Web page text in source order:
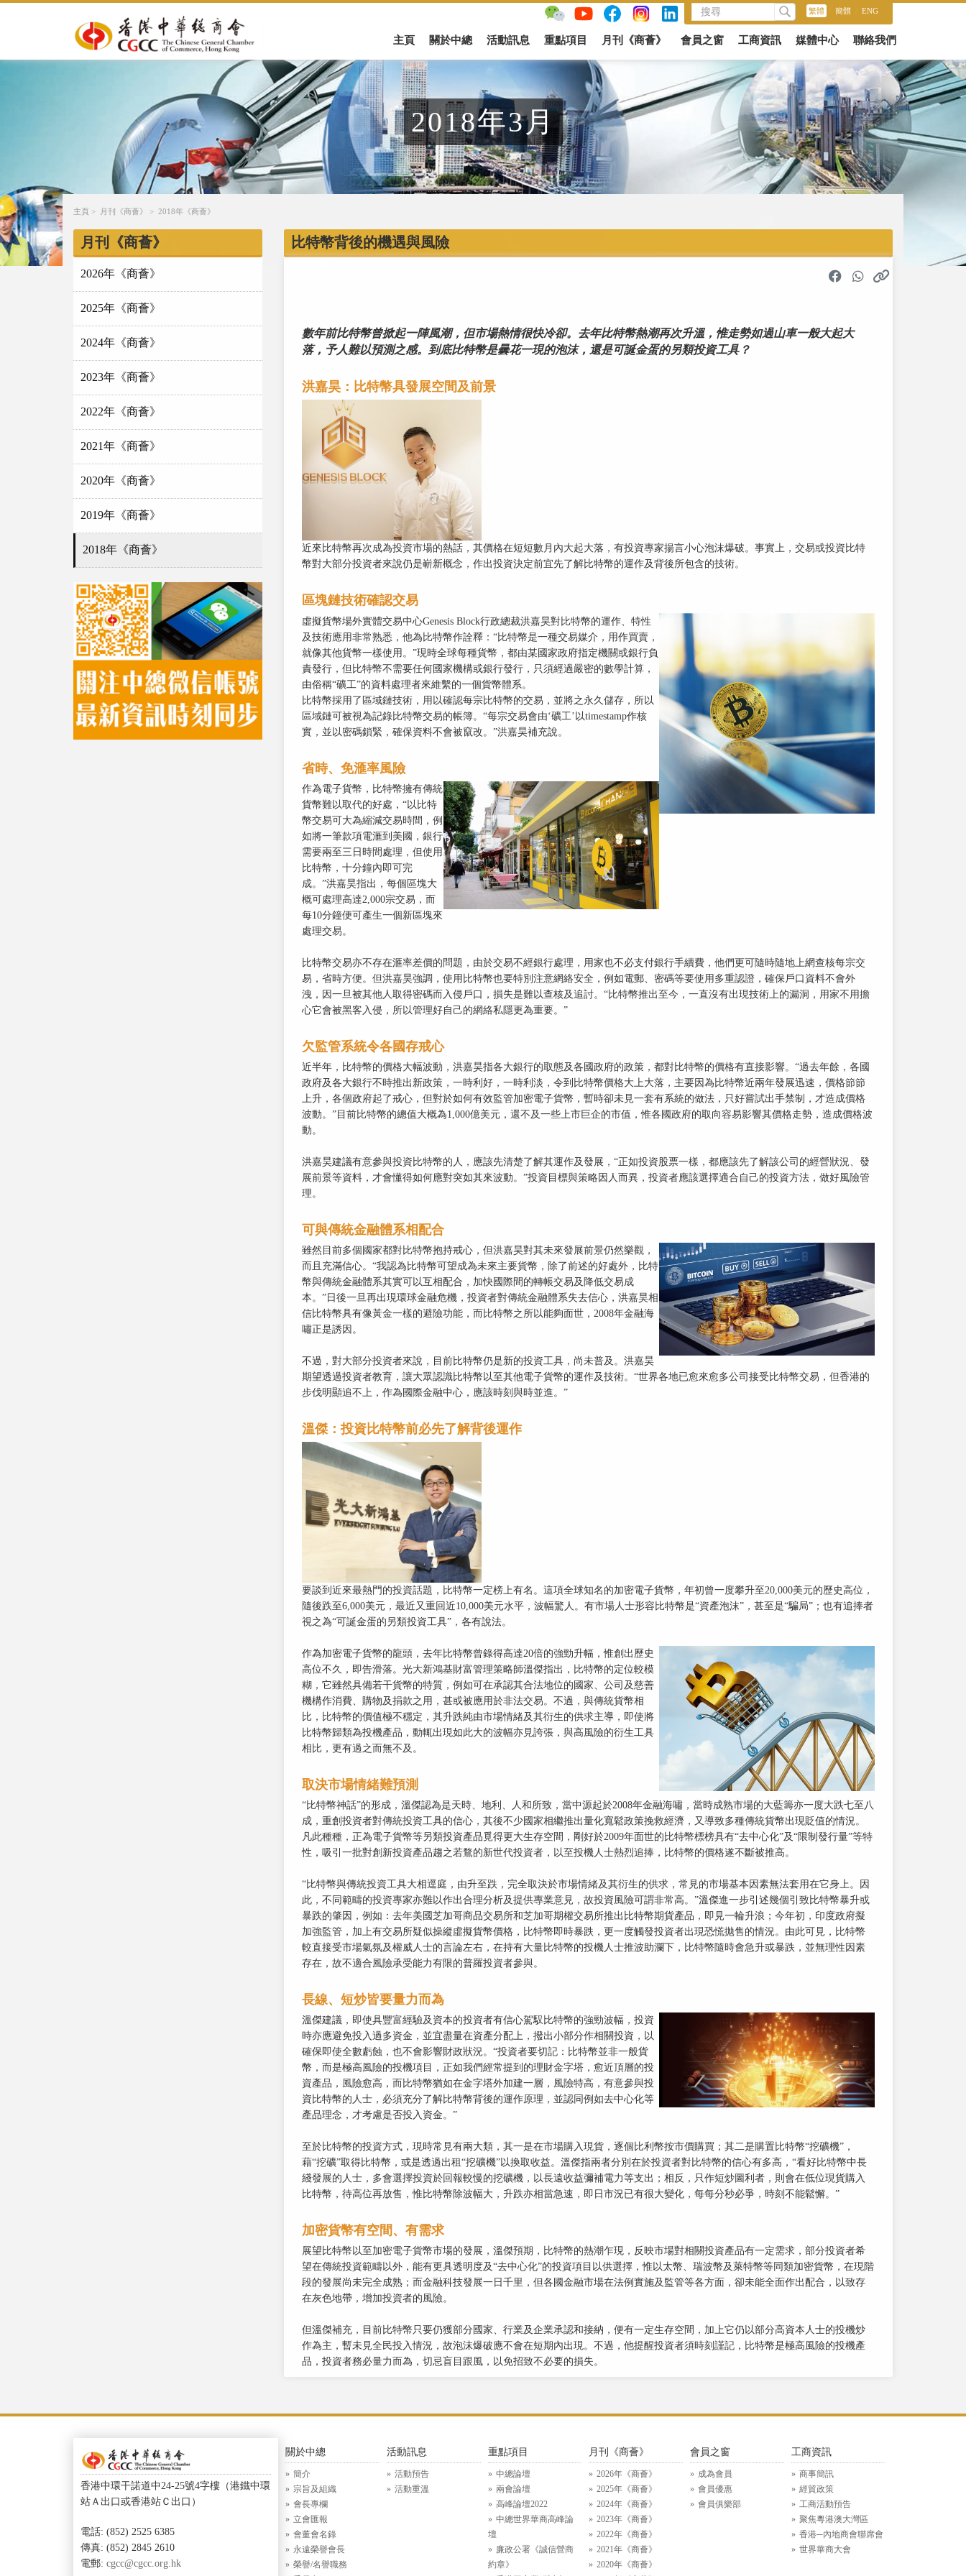
繁體 簡體 ENG
主頁 關於中總 活動訊息 重點項目 月刊《商薈》 會員之窗 工商資訊 媒體中心 聯絡我們
2018年3月
主頁 > 月刊《商薈》 > 2018年《商薈》
月刊《商薈》
2026年《商薈》
2025年《商薈》
2024年《商薈》
2023年《商薈》
2022年《商薈》
2021年《商薈》
2020年《商薈》
2019年《商薈》
2018年《商薈》
比特幣背後的機遇與風險
數年前比特幣曾掀起一陣風潮，但市場熱情很快冷卻。去年比特幣熱潮再次升溫，惟走勢如過山車一般大起大
落，予人難以預測之感。到底比特幣是曇花一現的泡沫，還是可誕金蛋的另類投資工具？
洪嘉昊：比特幣具發展空間及前景
近來比特幣再次成為投資市場的熱話，其價格在短短數月內大起大落，有投資專家揚言小心泡沫爆破。事實上，交易或投資比特
幣對大部分投資者來說仍是嶄新概念，作出投資決定前宜先了解比特幣的運作及背後所包含的技術。
區塊鏈技術確認交易
虛擬貨幣場外實體交易中心Genesis Block行政總裁洪嘉昊對比特幣的運作、特性
及技術應用非常熟悉，他為比特幣作詮釋：“比特幣是一種交易媒介，用作買賣，
就像其他貨幣一樣使用。”現時全球每種貨幣，都由某國家政府指定機關或銀行負
責發行，但比特幣不需要任何國家機構或銀行發行，只須經過嚴密的數學計算，
由俗稱“礦工”的資料處理者來維繫的一個貨幣體系。
比特幣採用了區域鏈技術，用以確認每宗比特幣的交易，並將之永久儲存，所以
區域鏈可被視為記錄比特幣交易的帳簿。“每宗交易會由‘礦工’以timestamp作核
實，並以密碼鎖緊，確保資料不會被竄改。”洪嘉昊補充說。
省時、免滙率風險
作為電子貨幣，比特幣擁有傳統
貨幣難以取代的好處，“以比特
幣交易可大為縮減交易時間，例
如將一筆款項電滙到美國，銀行
需要兩至三日時間處理，但使用
比特幣，十分鐘內即可完
成。”洪嘉昊指出，每個區塊大
概可處理高達2,000宗交易，而
每10分鐘便可產生一個新區塊來
處理交易。
比特幣交易亦不存在滙率差價的問題，由於交易不經銀行處理，用家也不必支付銀行手續費，他們更可隨時隨地上網查核每宗交
易，省時方便。但洪嘉昊強調，使用比特幣也要特別注意網絡安全，例如電郵、密碼等要使用多重認證，確保戶口資料不會外
洩，因一旦被其他人取得密碼而入侵戶口，損失是難以查核及追討。“比特幣推出至今，一直沒有出現技術上的漏洞，用家不用擔
心它會被黑客入侵，所以管理好自己的網絡私隱更為重要。”
欠監管系統令各國存戒心
近半年，比特幣的價格大幅波動，洪嘉昊指各大銀行的取態及各國政府的政策，都對比特幣的價格有直接影響。“過去年餘，各國
政府及各大銀行不時推出新政策，一時利好，一時利淡，令到比特幣價格大上大落，主要因為比特幣近兩年發展迅速，價格節節
上升，各個政府起了戒心，但對於如何有效監管加密電子貨幣，暫時卻未見一套有系統的做法，只好嘗試出手禁制，才造成價格
波動。”目前比特幣的總值大概為1,000億美元，還不及一些上市巨企的市值，惟各國政府的取向容易影響其價格走勢，造成價格波
動。
洪嘉昊建議有意參與投資比特幣的人，應該先清楚了解其運作及發展，“正如投資股票一樣，都應該先了解該公司的經營狀況、發
展前景等資料，才會懂得如何應對突如其來波動。”投資目標與策略因人而異，投資者應該選擇適合自己的投資方法，做好風險管
理。
可與傳統金融體系相配合
雖然目前多個國家都對比特幣抱持戒心，但洪嘉昊對其未來發展前景仍然樂觀，
而且充滿信心。“我認為比特幣可望成為未來主要貨幣，除了前述的好處外，比特
幣與傳統金融體系其實可以互相配合，加快國際間的轉帳交易及降低交易成
本。”日後一旦再出現環球金融危機，投資者對傳統金融體系失去信心，洪嘉昊相
信比特幣具有像黃金一樣的避險功能，而比特幣之所以能夠面世，2008年金融海
嘯正是誘因。
不過，對大部分投資者來說，目前比特幣仍是新的投資工具，尚未普及。洪嘉昊
期望透過投資者教育，讓大眾認識比特幣以至其他電子貨幣的運作及技術。“世界各地已愈來愈多公司接受比特幣交易，但香港的
步伐明顯追不上，作為國際金融中心，應該時刻與時並進。”
溫傑：投資比特幣前必先了解背後運作
要談到近來最熱門的投資話題，比特幣一定榜上有名。這項全球知名的加密電子貨幣，年初曾一度攀升至20,000美元的歷史高位，
隨後跌至6,000美元，最近又重回近10,000美元水平，波幅驚人。有市場人士形容比特幣是“資產泡沫”，甚至是“騙局”；也有追捧者
視之為“可誕金蛋的另類投資工具”，各有說法。
作為加密電子貨幣的龍頭，去年比特幣曾錄得高達20倍的強勁升幅，惟創出歷史
高位不久，即告滑落。光大新鴻基財富管理策略師溫傑指出，比特幣的定位較模
糊，它雖然具備若干貨幣的特質，例如可在承認其合法地位的國家、公司及慈善
機構作消費、購物及捐款之用，甚或被應用於非法交易。不過，與傳統貨幣相
比，比特幣的價值極不穩定，其升跌純由市場情緒及其衍生的供求主導，即使將
比特幣歸類為投機產品，動輒出現如此大的波幅亦見誇張，與高風險的衍生工具
相比，更有過之而無不及。
取決市場情緒難預測
“比特幣神話”的形成，溫傑認為是天時、地利、人和所致，當中源起於2008年金融海嘯，當時成熟市場的大藍籌亦一度大跌七至八
成，重創投資者對傳統投資工具的信心，其後不少國家相繼推出量化寬鬆政策挽救經濟，又導致多種傳統貨幣出現貶值的情況。
凡此種種，正為電子貨幣等另類投資產品覓得更大生存空間，剛好於2009年面世的比特幣標榜具有“去中心化”及“限制發行量”等特
性，吸引一批對創新投資產品趨之若鶩的新世代投資者，以至投機人士熱烈追捧，比特幣的價格遂不斷被推高。
“比特幣與傳統投資工具大相逕庭，由升至跌，完全取決於市場情緒及其衍生的供求，常見的市場基本因素無法套用在它身上。因
此，不同範疇的投資專家亦難以作出合理分析及提供專業意見，故投資風險可謂非常高。”溫傑進一步引述幾個引致比特幣暴升或
暴跌的肇因，例如：去年美國芝加哥商品交易所和芝加哥期權交易所推出比特幣期貨產品，即見一輪升浪；今年初，印度政府擬
加強監管，加上有交易所疑似操縱虛擬貨幣價格，比特幣即時暴跌，更一度觸發投資者出現恐慌拋售的情況。由此可見，比特幣
較直接受市場氣氛及權威人士的言論左右，在持有大量比特幣的投機人士推波助瀾下，比特幣隨時會急升或暴跌，並無理性因素
存在，故不適合風險承受能力有限的普羅投資者參與。
長線、短炒皆要量力而為
溫傑建議，即使具豐富經驗及資本的投資者有信心駕馭比特幣的強勁波幅，投資
時亦應避免投入過多資金，並宜盡量在資產分配上，撥出小部分作相關投資，以
確保即使全數虧蝕，也不會影響財政狀況。“投資者要切記：比特幣並非一般貨
幣，而是極高風險的投機項目，正如我們經常提到的理財金字塔，愈近頂層的投
資產品，風險愈高，而比特幣猶如在金字塔外加建一層，風險特高，有意參與投
資比特幣的人士，必須充分了解比特幣背後的運作原理，並認同例如去中心化等
產品理念，才考慮是否投入資金。”
至於比特幣的投資方式，現時常見有兩大類，其一是在市場購入現貨，逐個比利幣按市價購買；其二是購置比特幣“挖礦機”，
藉“挖礦”取得比特幣，或是透過出租“挖礦機”以換取收益。溫傑指兩者分別在於投資者對比特幣的信心有多高，“看好比特幣中長
綫發展的人士，多會選擇投資於回報較慢的挖礦機，以長遠收益彌補電力等支出；相反，只作短炒圖利者，則會在低位現貨購入
比特幣，待高位再放售，惟比特幣除波幅大，升跌亦相當急速，即日市況已有很大變化，每每分秒必爭，時刻不能鬆懈。”
加密貨幣有空間、有需求
展望比特幣以至加密電子貨幣市場的發展，溫傑預期，比特幣的熱潮乍現，反映市場對相關投資產品有一定需求，部分投資者希
望在傳統投資範疇以外，能有更具透明度及“去中心化”的投資項目以供選擇，惟以太幣、瑞波幣及萊特幣等同類加密貨幣，在現階
段的發展尚未完全成熟；而金融科技發展一日千里，但各國金融市場在法例實施及監管等各方面，卻未能全面作出配合，以致存
在灰色地帶，增加投資者的風險。
但溫傑補充，目前比特幣只要仍獲部分國家、行業及企業承認和接納，便有一定生存空間，加上它仍以部分高資本人士的投機炒
作為主，暫未見全民投入情況，故泡沫爆破應不會在短期內出現。不過，他提醒投資者須時刻謹記，比特幣是極高風險的投機產
品，投資者務必量力而為，切忌盲目跟風，以免招致不必要的損失。
香港中環干諾道中24-25號4字樓（港鐵中環
站Ａ出口或香港站Ｃ出口）
電話: (852) 2525 6385
傳真: (852) 2845 2610
電郵: cgcc@cgcc.org.hk
關於中總
簡介
宗旨及組織
會長專欄
立會匯報
會董會名錄
永遠榮譽會長
榮譽/名譽職務
活動訊息
活動預告
活動重溫
重點項目
中總論壇
兩會論壇
高峰論壇2022
中總世界華商高峰論
壇
廉政公署《誠信營商
約章》
月刊《商薈》
2026年《商薈》
2025年《商薈》
2024年《商薈》
2023年《商薈》
2022年《商薈》
2021年《商薈》
2020年《商薈》
會員之窗
成為會員
會員優惠
會員俱樂部
工商資訊
商事簡訊
經貿政策
工商活動預告
聚焦粵港澳大灣區
香港─內地商會聯席會
世界華商大會